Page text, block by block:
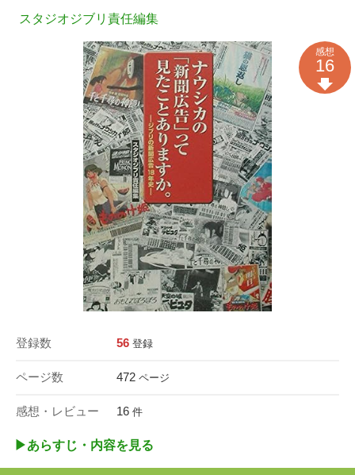
スタジオジブリ責任編集
登録数 56 登録
ページ数 472 ページ
感想・レビュー 16 件
感想
16
▶︎あらすじ・内容を見る